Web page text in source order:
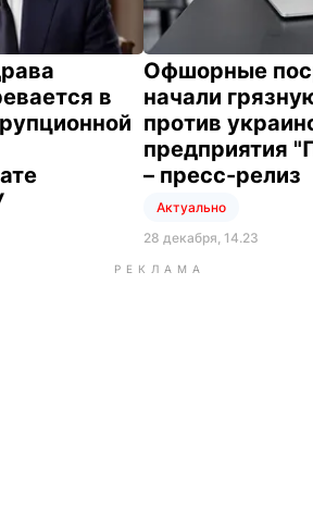
в
Офшорные
начали
против
предприятия
– пресс-релиз
Актуально
28 декабря, 14.23
РЕКЛАМА